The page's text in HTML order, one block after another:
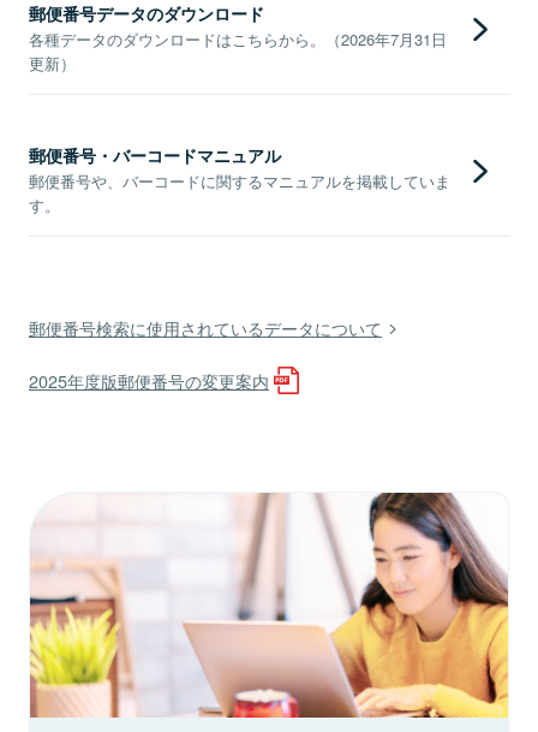
郵便番号データのダウンロード
各種データのダウンロードはこちらから。（2026年7月31日
更新）
郵便番号・バーコードマニュアル
郵便番号や、バーコードに関するマニュアルを掲載していま
す。
郵便番号検索に使用されているデータについて
2025年度版郵便番号の変更案内